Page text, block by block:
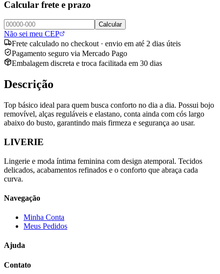
Calcular frete e prazo
Calcular
Não sei meu CEP
Frete calculado no checkout · envio em até 2 dias úteis
Pagamento seguro via Mercado Pago
Embalagem discreta e troca facilitada em 30 dias
Descrição
Top básico ideal para quem busca conforto no dia a dia. Possui bojo
removível, alças reguláveis e elastano, conta ainda com cós largo
abaixo do busto, garantindo mais firmeza e segurança ao usar.
LIVERIE
Lingerie e moda íntima feminina com design atemporal. Tecidos
delicados, acabamentos refinados e o conforto que abraça cada
curva.
Navegação
Minha Conta
Meus Pedidos
Ajuda
Contato